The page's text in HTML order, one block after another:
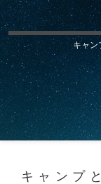
キャン
キャンプ